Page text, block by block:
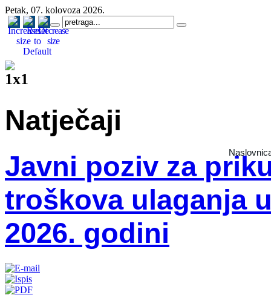
Petak, 07. kolovoza 2026.
Natječaji
Javni poziv za
troškova ulaganja
2026. godini